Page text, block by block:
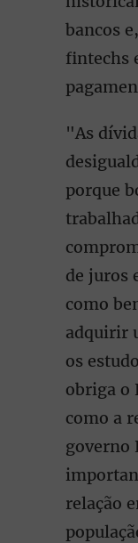
bancos
fintechs
"As
porque
de juros
como
adquirir
os
obriga o
como a
governo
relação